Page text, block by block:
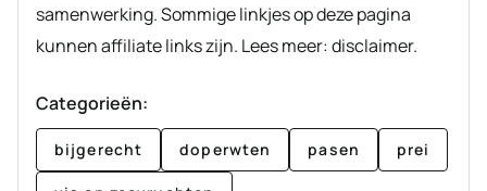
samenwerking. Sommige linkjes op deze pagina
kunnen affiliate links zijn. Lees meer: disclaimer.
Categorieën:
bijgerecht doperwten pasen prei